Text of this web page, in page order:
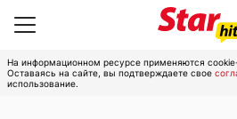
На информационном ресурсе применяются
Оставаясь на сайте, вы подтверждаете свое
использование.